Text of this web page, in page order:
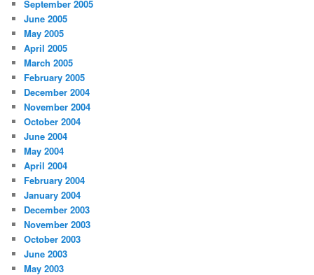
September 2005
June 2005
May 2005
April 2005
March 2005
February 2005
December 2004
November 2004
October 2004
June 2004
May 2004
April 2004
February 2004
January 2004
December 2003
November 2003
October 2003
June 2003
May 2003